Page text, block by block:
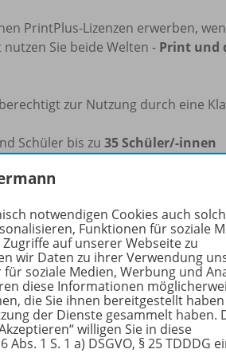
PrintPlus-Lizenzen erwerben,
Sie beide Welten - Print und
berechtigt zur Nutzung durch eine
Schüler bis zu 35 Schüler/-innen
PC (Windows/macOS), Tablets
.
finden Sie auf
Reihe
notwendigen Cookies auch
Funktionen für soziale
auf unserer Webseite zu
wir Daten zu ihrer Verwendung
soziale Medien, Werbung und
diese Informationen
die Sie ihnen bereitgestellt
der Dienste gesammelt haben.
willigen Sie in diese
1 S. 1 a) DSGVO, § 25 TDDDG